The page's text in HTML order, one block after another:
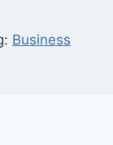
Business